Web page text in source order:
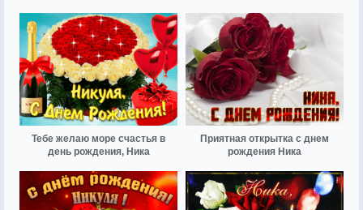
Тебе желаю море счастья в
день рождения, Ника
Приятная открытка с днем
рождения Ника